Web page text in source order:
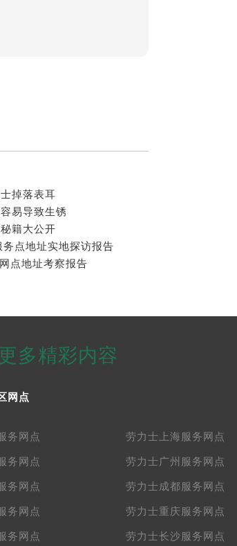
掉落表耳
易导致生锈
籍大公开
点地址实地探访报告
点地址考察报告
多精彩内容
网点
务网点 劳力士上海服务网点
务网点 劳力士广州服务网点
务网点 劳力士成都服务网点
务网点 劳力士重庆服务网点
务网点 劳力士长沙服务网点